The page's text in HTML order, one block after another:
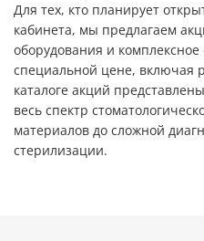
Для тех, кто планирует
кабинета, мы предлагаем
оборудования и
специальной цене, включая
каталоге акций
весь спектр
материалов до сложной
стерилизации.​